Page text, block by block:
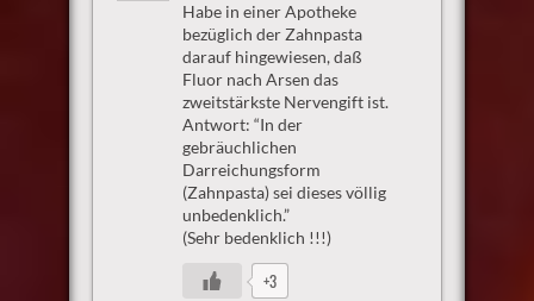
Habe in einer Apotheke
bezüglich der Zahnpasta
darauf hingewiesen, daß
Fluor nach Arsen das
zweitstärkste Nervengift ist.
Antwort: “In der
gebräuchlichen
Darreichungsform
(Zahnpasta) sei dieses völlig
unbedenklich.”
(Sehr bedenklich !!!)
+3